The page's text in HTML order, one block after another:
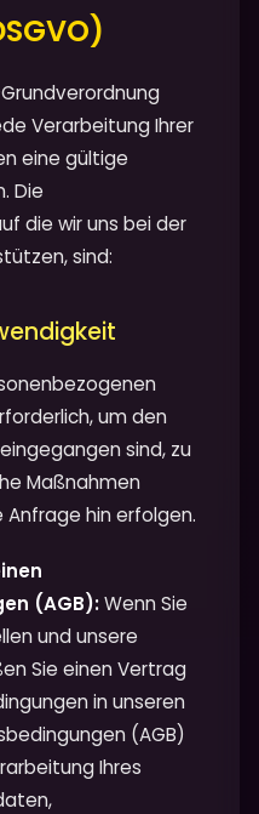
Verarbeitung Ihrer
eine gültige
Die
die wir uns bei der
sind:
um den
sind, zu
Maßnahmen
Anfrage hin erfolgen.
(AGB):Wenn Sie
und unsere
Sie einen Vertrag
in unseren
(AGB)
Ihres